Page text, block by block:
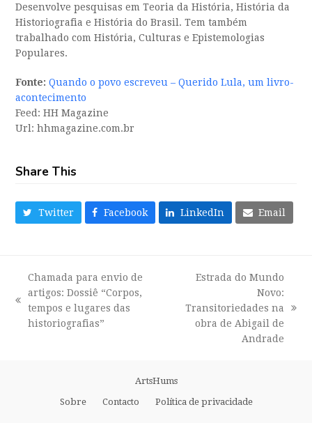
Desenvolve pesquisas em Teoria da História, História da
Historiografia e História do Brasil. Tem também
trabalhado com História, Culturas e Epistemologias
Populares.
Fonte: Quando o povo escreveu – Querido Lula, um livro-
acontecimento
Feed: HH Magazine
Url: hhmagazine.com.br
Share This
Twitter Facebook LinkedIn Email
previous
post:
Chamada para envio de
artigos: Dossiê “Corpos,
tempos e lugares das
historiografias”
next
Estrada do Mundo
Novo:
Transitoriedades na
obra de Abigail de
Andrade
ArtsHums
Sobre
Contacto Política de privacidade